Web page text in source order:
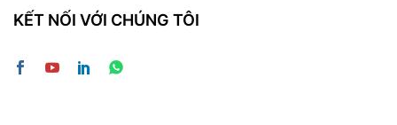
KẾT NỐI VỚI CHÚNG TÔI